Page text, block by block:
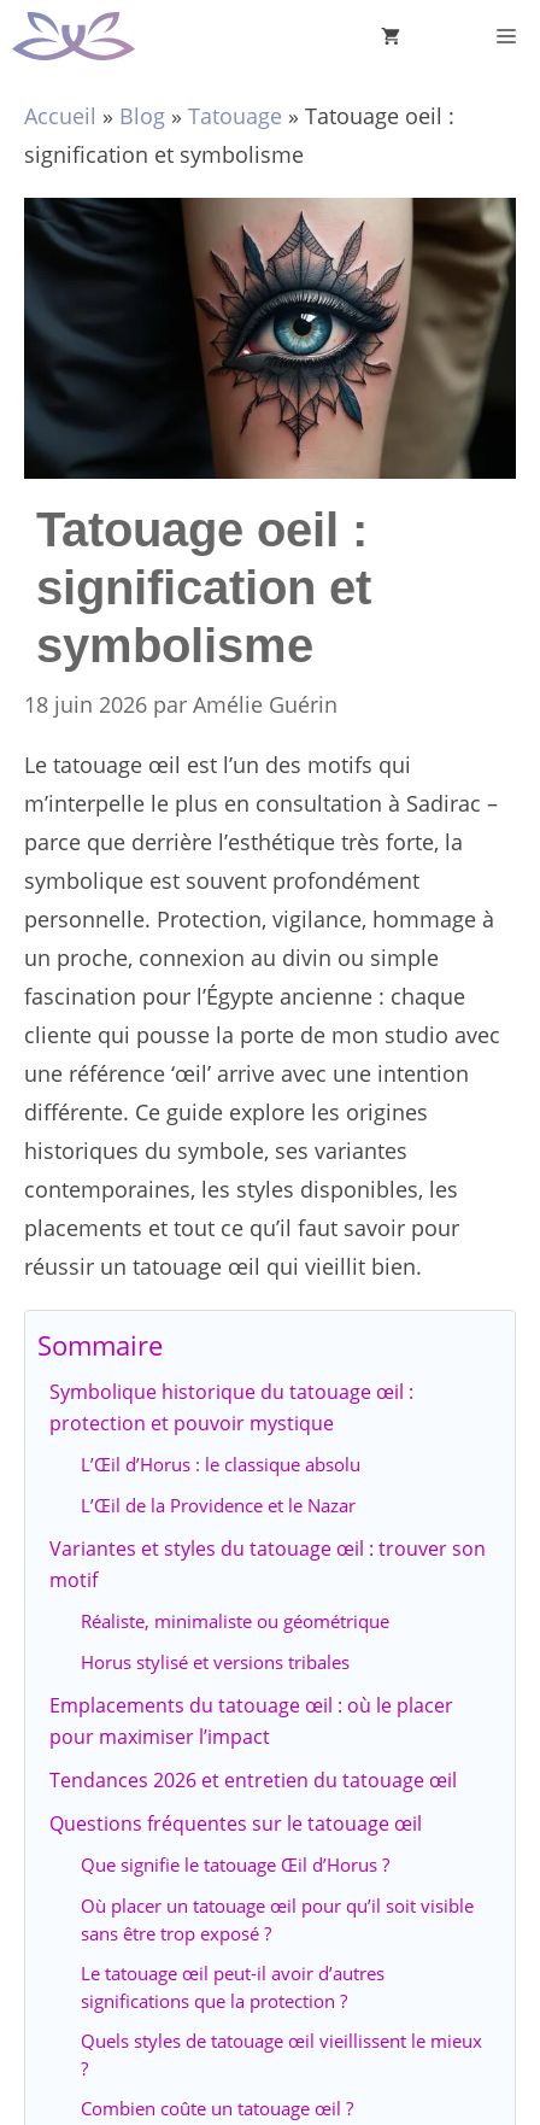
Aller
au
Accueil » Blog » Tatouage » Tatouage oeil :
signification et symbolisme
Tatouage oeil :
signification et
symbolisme
18 juin 2026 par Amélie Guérin
Le tatouage œil est l’un des motifs qui
m’interpelle le plus en consultation à Sadirac –
parce que derrière l’esthétique très forte, la
symbolique est souvent profondément
personnelle. Protection, vigilance, hommage à
un proche, connexion au divin ou simple
fascination pour l’Égypte ancienne : chaque
cliente qui pousse la porte de mon studio avec
une référence ‘œil’ arrive avec une intention
différente. Ce guide explore les origines
historiques du symbole, ses variantes
contemporaines, les styles disponibles, les
placements et tout ce qu’il faut savoir pour
réussir un tatouage œil qui vieillit bien.
Sommaire
Symbolique historique du tatouage œil :
protection et pouvoir mystique
L’Œil d’Horus : le classique absolu
L’Œil de la Providence et le Nazar
Variantes et styles du tatouage œil : trouver son
motif
Réaliste, minimaliste ou géométrique
Horus stylisé et versions tribales
Emplacements du tatouage œil : où le placer
pour maximiser l’impact
Tendances 2026 et entretien du tatouage œil
Questions fréquentes sur le tatouage œil
Que signifie le tatouage Œil d’Horus ?
Où placer un tatouage œil pour qu’il soit visible
sans être trop exposé ?
Le tatouage œil peut-il avoir d’autres
significations que la protection ?
Quels styles de tatouage œil vieillissent le mieux
?
Combien coûte un tatouage œil ?